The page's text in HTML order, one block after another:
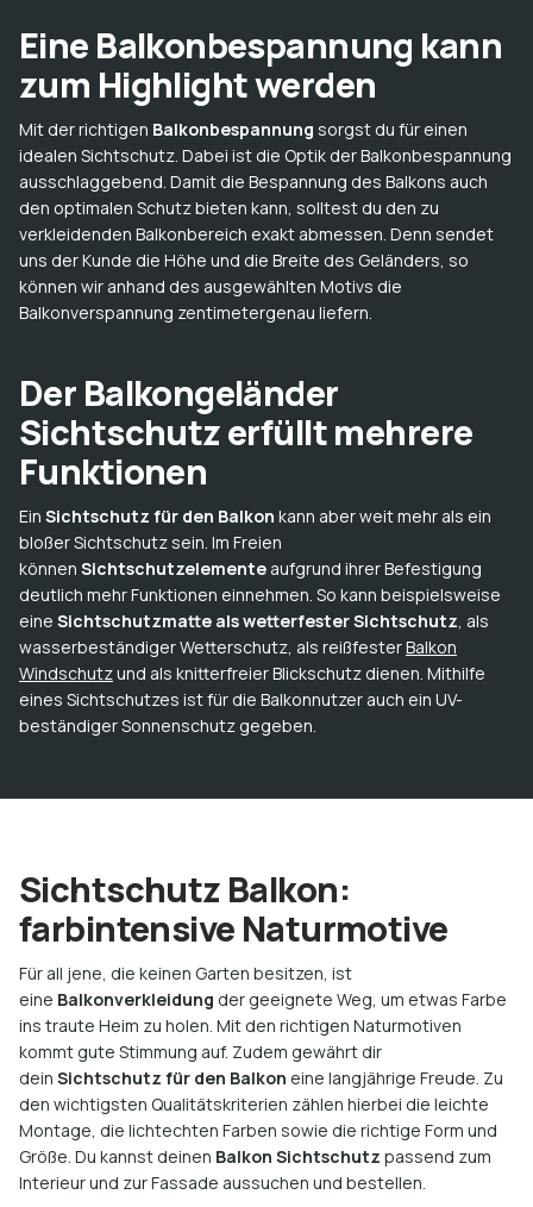
Eine Balkonbespannung kann
zum Highlight werden
Mit der richtigen Balkonbespannung sorgst du für einen
idealen Sichtschutz. Dabei ist die Optik der Balkonbespannung
ausschlaggebend. Damit die Bespannung des Balkons auch
den optimalen Schutz bieten kann, solltest du den zu
verkleidenden Balkonbereich exakt abmessen. Denn sendet
uns der Kunde die Höhe und die Breite des Geländers, so
können wir anhand des ausgewählten Motivs die
Balkonverspannung zentimetergenau liefern.
Der Balkongeländer
Sichtschutz erfüllt mehrere
Funktionen
Ein Sichtschutz für den Balkon kann aber weit mehr als ein
bloßer Sichtschutz sein. Im Freien
können Sichtschutzelemente aufgrund ihrer Befestigung
deutlich mehr Funktionen einnehmen. So kann beispielsweise
eine Sichtschutzmatte als wetterfester Sichtschutz, als
wasserbeständiger Wetterschutz, als reißfesterBalkon
Windschutzund als knitterfreier Blickschutz dienen. Mithilfe
eines Sichtschutzes ist für die Balkonnutzer auch ein UV-
beständiger Sonnenschutz gegeben.
Sichtschutz Balkon:
farbintensive Naturmotive
Für all jene, die keinen Garten besitzen, ist
eine Balkonverkleidung der geeignete Weg, um etwas Farbe
ins traute Heim zu holen. Mit den richtigen Naturmotiven
kommt gute Stimmung auf. Zudem gewährt dir
dein Sichtschutz für den Balkon eine langjährige Freude. Zu
den wichtigsten Qualitätskriterien zählen hierbei die leichte
Montage, die lichtechten Farben sowie die richtige Form und
Größe. Du kannst deinen Balkon Sichtschutz passend zum
Interieur und zur Fassade aussuchen und bestellen.